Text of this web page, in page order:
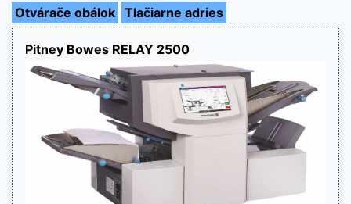
Otvárače obálok Tlačiarne adries
Pitney Bowes RELAY 2500